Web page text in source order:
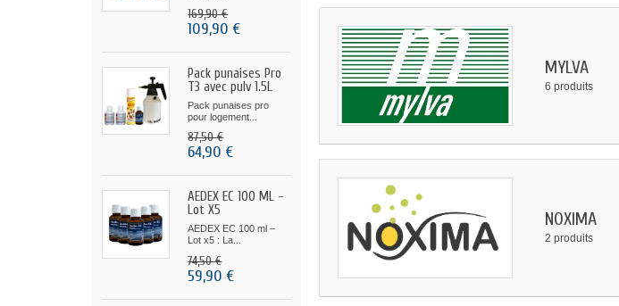
169,90 €
109,90 €
Pack punaises Pro
T3 avec pulv 1.5L
Pack punaises pro
pour logement...
87,50 €
64,90 €
AEDEX EC 100 ML -
Lot X5
AEDEX EC 100 ml –
Lot x5 : La...
74,50 €
59,90 €
MYLVA
6 produits
NOXIMA
2 produits